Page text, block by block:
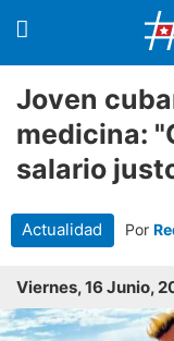
Joven
medicina:
salario
Actualidad Por
Viernes, 16 Junio,